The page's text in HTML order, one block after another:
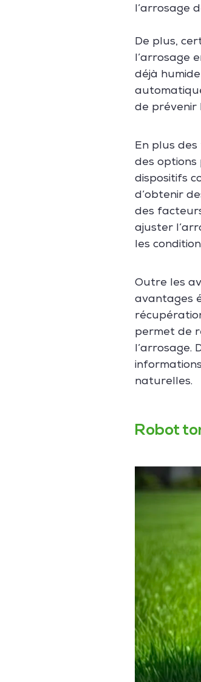
l’arrosage
De plus,
l’arrosage
déjà
de prévenir
En plus
des options
dispositifs
d’obtenir
des
ajuster
les
Outre les
avantages
permet de
l’arrosage.
naturelles.
Robot